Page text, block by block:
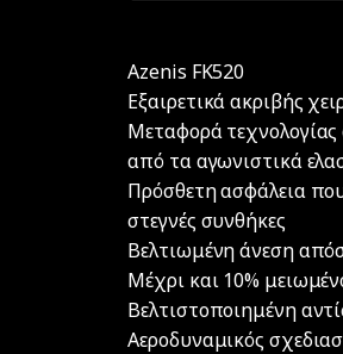
Azenis FK520
Εξαιρετικά ακριβής
Μεταφορά
από τα αγωνιστικά
Πρόσθετη ασφάλεια
στεγνές συνθήκες
Βελτιωμένη άνεση
Μέχρι και 10%
Βελτιστοποιημένη
Αεροδυναμικός